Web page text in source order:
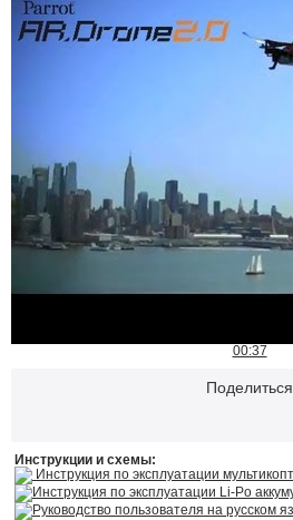
00:37
Поделиться
Инструкции и схемы:
Инструкция по эксплуатации
Инструкция по эксплуатации Li-Po
Руководство пользователя на русском